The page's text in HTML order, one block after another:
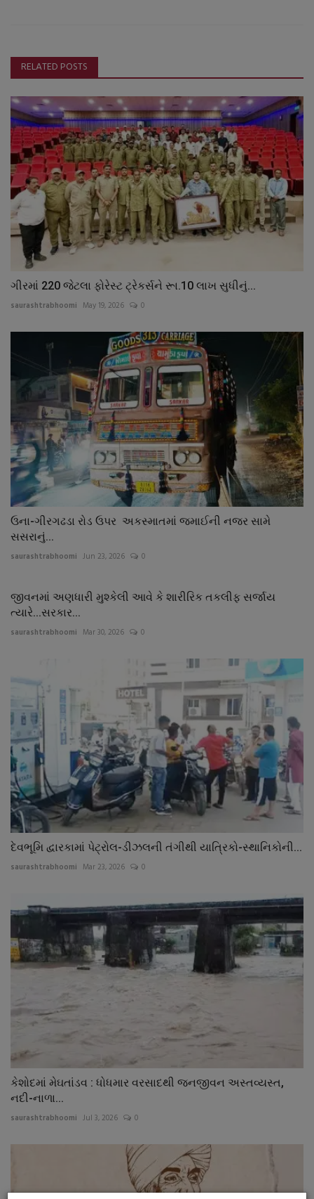
RELATED POSTS
ગીરમાં 220 જેટલા ફોરેસ્ટ ટ્રેકર્સને રૂા.10 લાખ સુધીનું...
saurashtrabhoomi May 19, 2026 0
ઉના-ગીરગઢડા રોડ ઉપર અકસ્માતમાં જમાઈની નજર સામે
સસરાનું...
saurashtrabhoomi Jun 23, 2026 0
જીવનમાં અણધારી મુશ્કેલી આવે કે શારીરિક તકલીફ સર્જાય
ત્યારે...સરકાર...
saurashtrabhoomi Mar 30, 2026 0
દેવભૂમિ દ્વારકામાં પેટ્રોલ-ડીઝલની તંગીથી યાત્રિકો-સ્થાનિકોની...
saurashtrabhoomi Mar 23, 2026 0
કેશોદમાં મેઘતાંડવ : ધોધમાર વરસાદથી જનજીવન અસ્તવ્યસ્ત,
નદી-નાળા...
saurashtrabhoomi Jul 3, 2026 0